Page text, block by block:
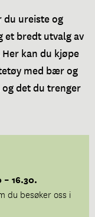
du ureiste og
et bredt utvalg av
kan du kjøpe
med bær og
det du trenger
– 16.30.
du besøker oss i